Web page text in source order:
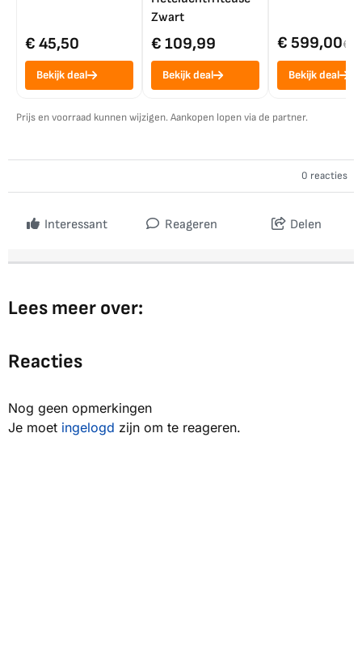
€ 45,50
Bekijk deal
Zwart
€ 109,99
Bekijk deal
€ 599,00€
Bekijk deal
Prijs en voorraad kunnen wijzigen. Aankopen lopen via de partner.
0 reacties
Interessant Reageren Delen
Lees meer over:
Reacties
Nog geen opmerkingen
Je moet ingelogd zijn om te reageren.